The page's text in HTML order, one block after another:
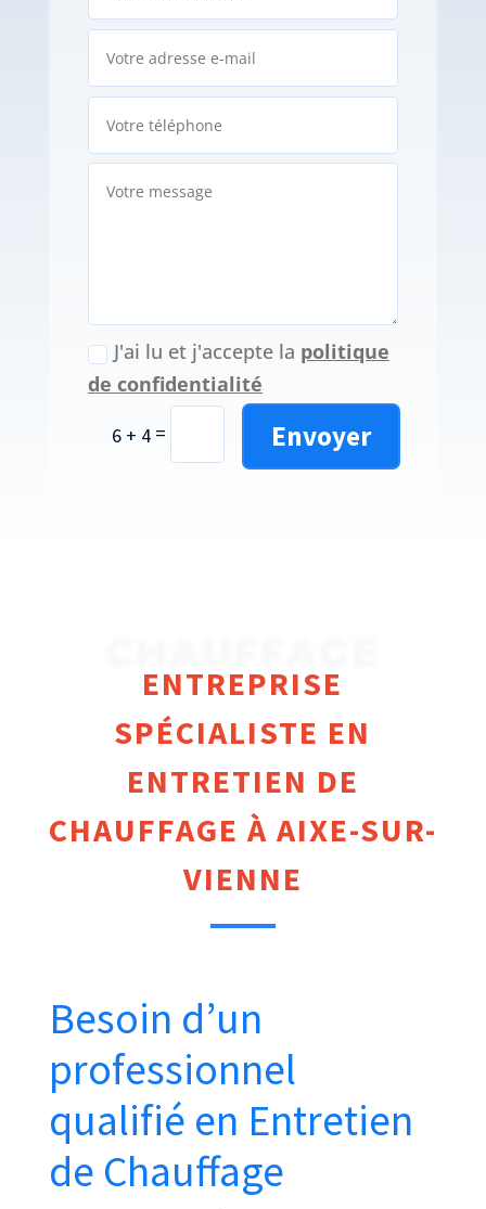
J'ai lu et j'accepte la politique
de confidentialité
6 + 4= Envoyer
ENTREPRISE
SPÉCIALISTE EN
ENTRETIEN DE
CHAUFFAGE À AIXE-SUR-
VIENNE
Besoin d’un
professionnel
qualifié en Entretien
de Chauffage